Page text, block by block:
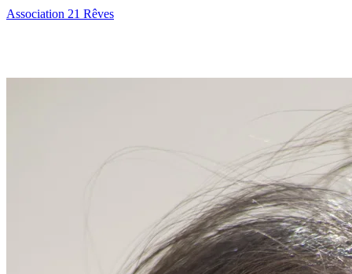
Association 21 Rêves